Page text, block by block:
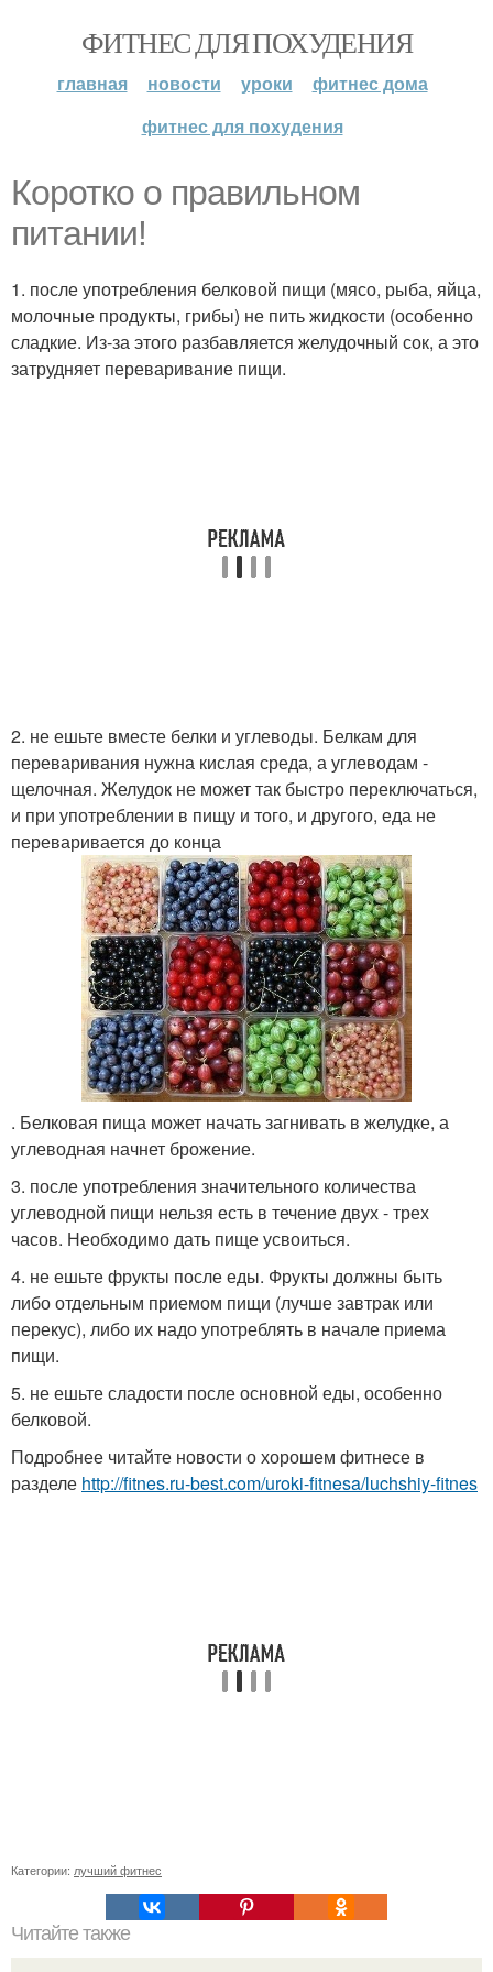
ФИТНЕС ДЛЯ ПОХУДЕНИЯ
главная новости уроки
фитнес дома
фитнес для похудения
Коротко о правильном
питании!
1. после употребления белковой пищи (мясо, рыба, яйца,
молочные продукты, грибы) не пить жидкости (особенно
сладкие. Из-за этого разбавляется желудочный сок, а это
затрудняет переваривание пищи.
2. не ешьте вместе белки и углеводы. Белкам для
переваривания нужна кислая среда, а углеводам -
щелочная. Желудок не может так быстро переключаться,
и при употреблении в пищу и того, и другого, еда не
переваривается до конца
. Белковая пища может начать загнивать в желудке, а
углеводная начнет брожение.
3. после употребления значительного количества
углеводной пищи нельзя есть в течение двух - трех
часов. Необходимо дать пище усвоиться.
4. не ешьте фрукты после еды. Фрукты должны быть
либо отдельным приемом пищи (лучше завтрак или
перекус), либо их надо употреблять в начале приема
пищи.
5. не ешьте сладости после основной еды, особенно
белковой.
Подробнее читайте новости о хорошем фитнесе в
разделе http://fitnes.ru-best.com/uroki-fitnesa/luchshiy-fitnes
Категории: лучший фитнес
Читайте также